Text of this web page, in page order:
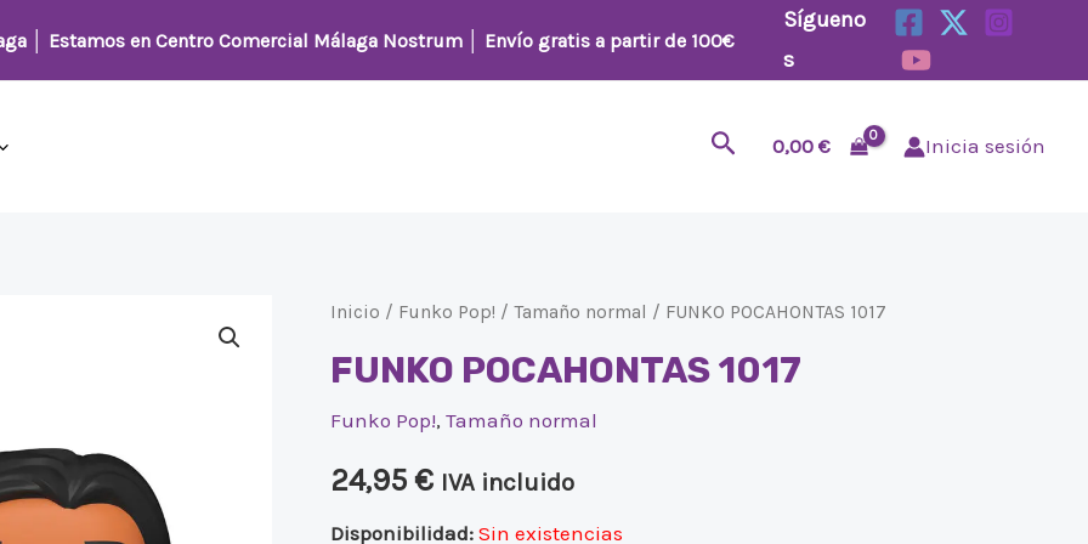
│ Estamos en Centro Comercial Málaga Nostrum │ Envío gratis a partir de 100€
Sígueno
s
Buscar0,00 € Inicia sesión
Inicio / Funko Pop! / Tamaño normal / FUNKO POCAHONTAS 1017
FUNKO POCAHONTAS 1017
Funko Pop!, Tamaño normal
24,95 € IVA incluido
Disponibilidad: Sin existencias